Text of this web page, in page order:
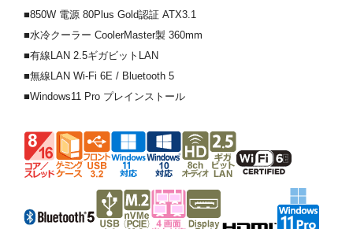
■850W 電源 80Plus Gold認証 ATX3.1
■水冷クーラー CoolerMaster製 360mm
■有線LAN 2.5ギガビットLAN
■無線LAN Wi-Fi 6E / Bluetooth 5
■Windows11 Pro プレインストール